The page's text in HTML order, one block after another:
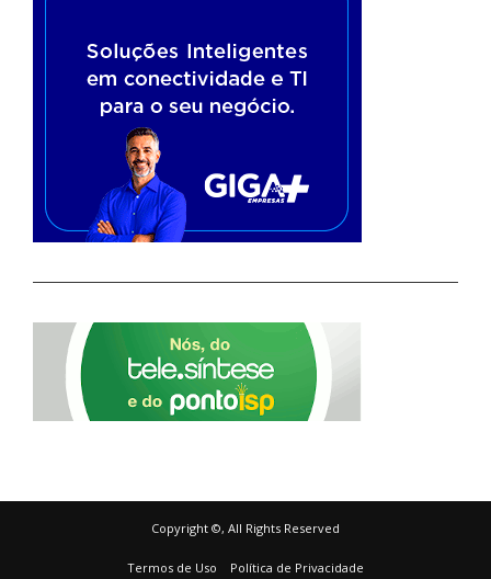
Copyright ©, All Rights Reserved
Termos de Uso Política de Privacidade